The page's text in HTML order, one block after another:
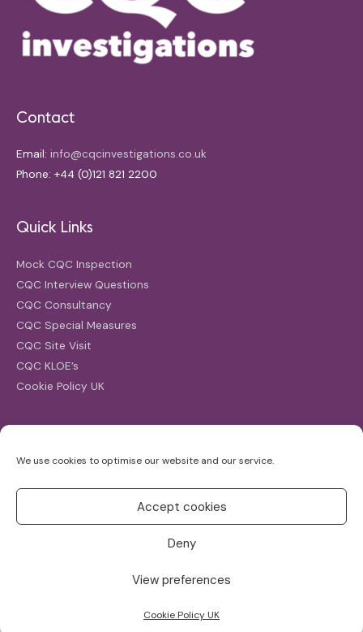
We use cookies to optimise our website and our service.
Accept cookies
Deny
View preferences
Cookie Policy UK
Contact
Email: info@cqcinvestigations.co.uk
Phone: +44 (0)121 821 2200
Quick Links
Mock CQC Inspection
CQC Interview Questions
CQC Consultancy
CQC Special Measures
CQC Site Visit
CQC KLOE’s
Cookie Policy UK
for: